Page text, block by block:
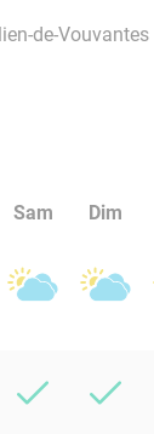
de-
Sam Dim